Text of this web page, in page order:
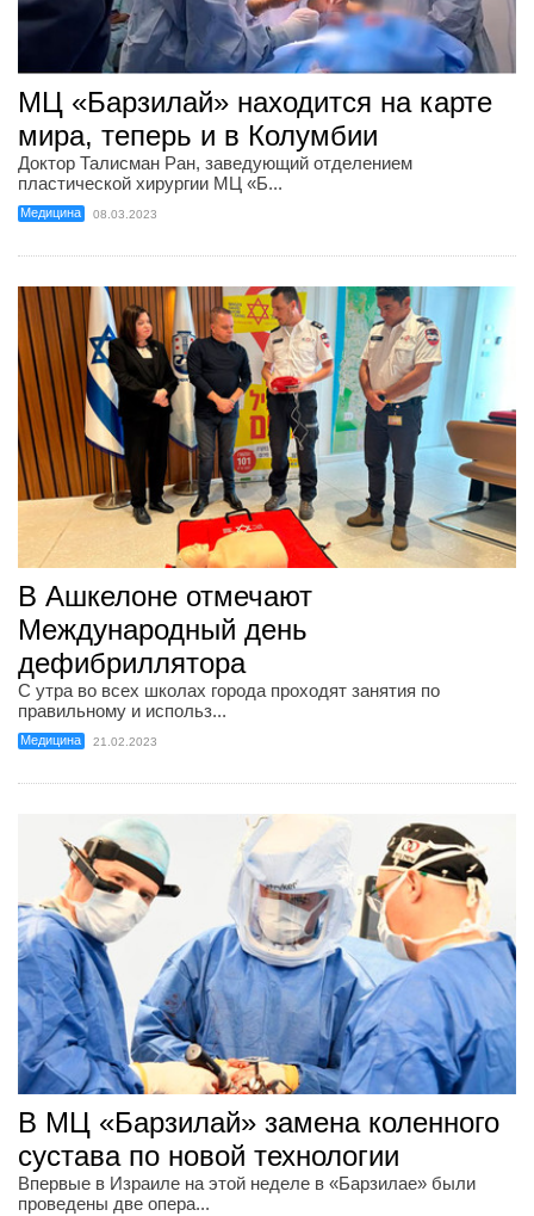
МЦ «Барзилай» находится на карте
мира, теперь и в Колумбии
Доктор Талисман Ран, заведующий отделением
пластической хирургии МЦ «Б...
Медицина 08.03.2023
В Ашкелоне отмечают
Международный день
дефибриллятора
С утра во всех школах города проходят занятия по
правильному и использ...
Медицина 21.02.2023
В МЦ «Барзилай» замена коленного
сустава по новой технологии
Впервые в Израиле на этой неделе в «Барзилае» были
проведены две опера...